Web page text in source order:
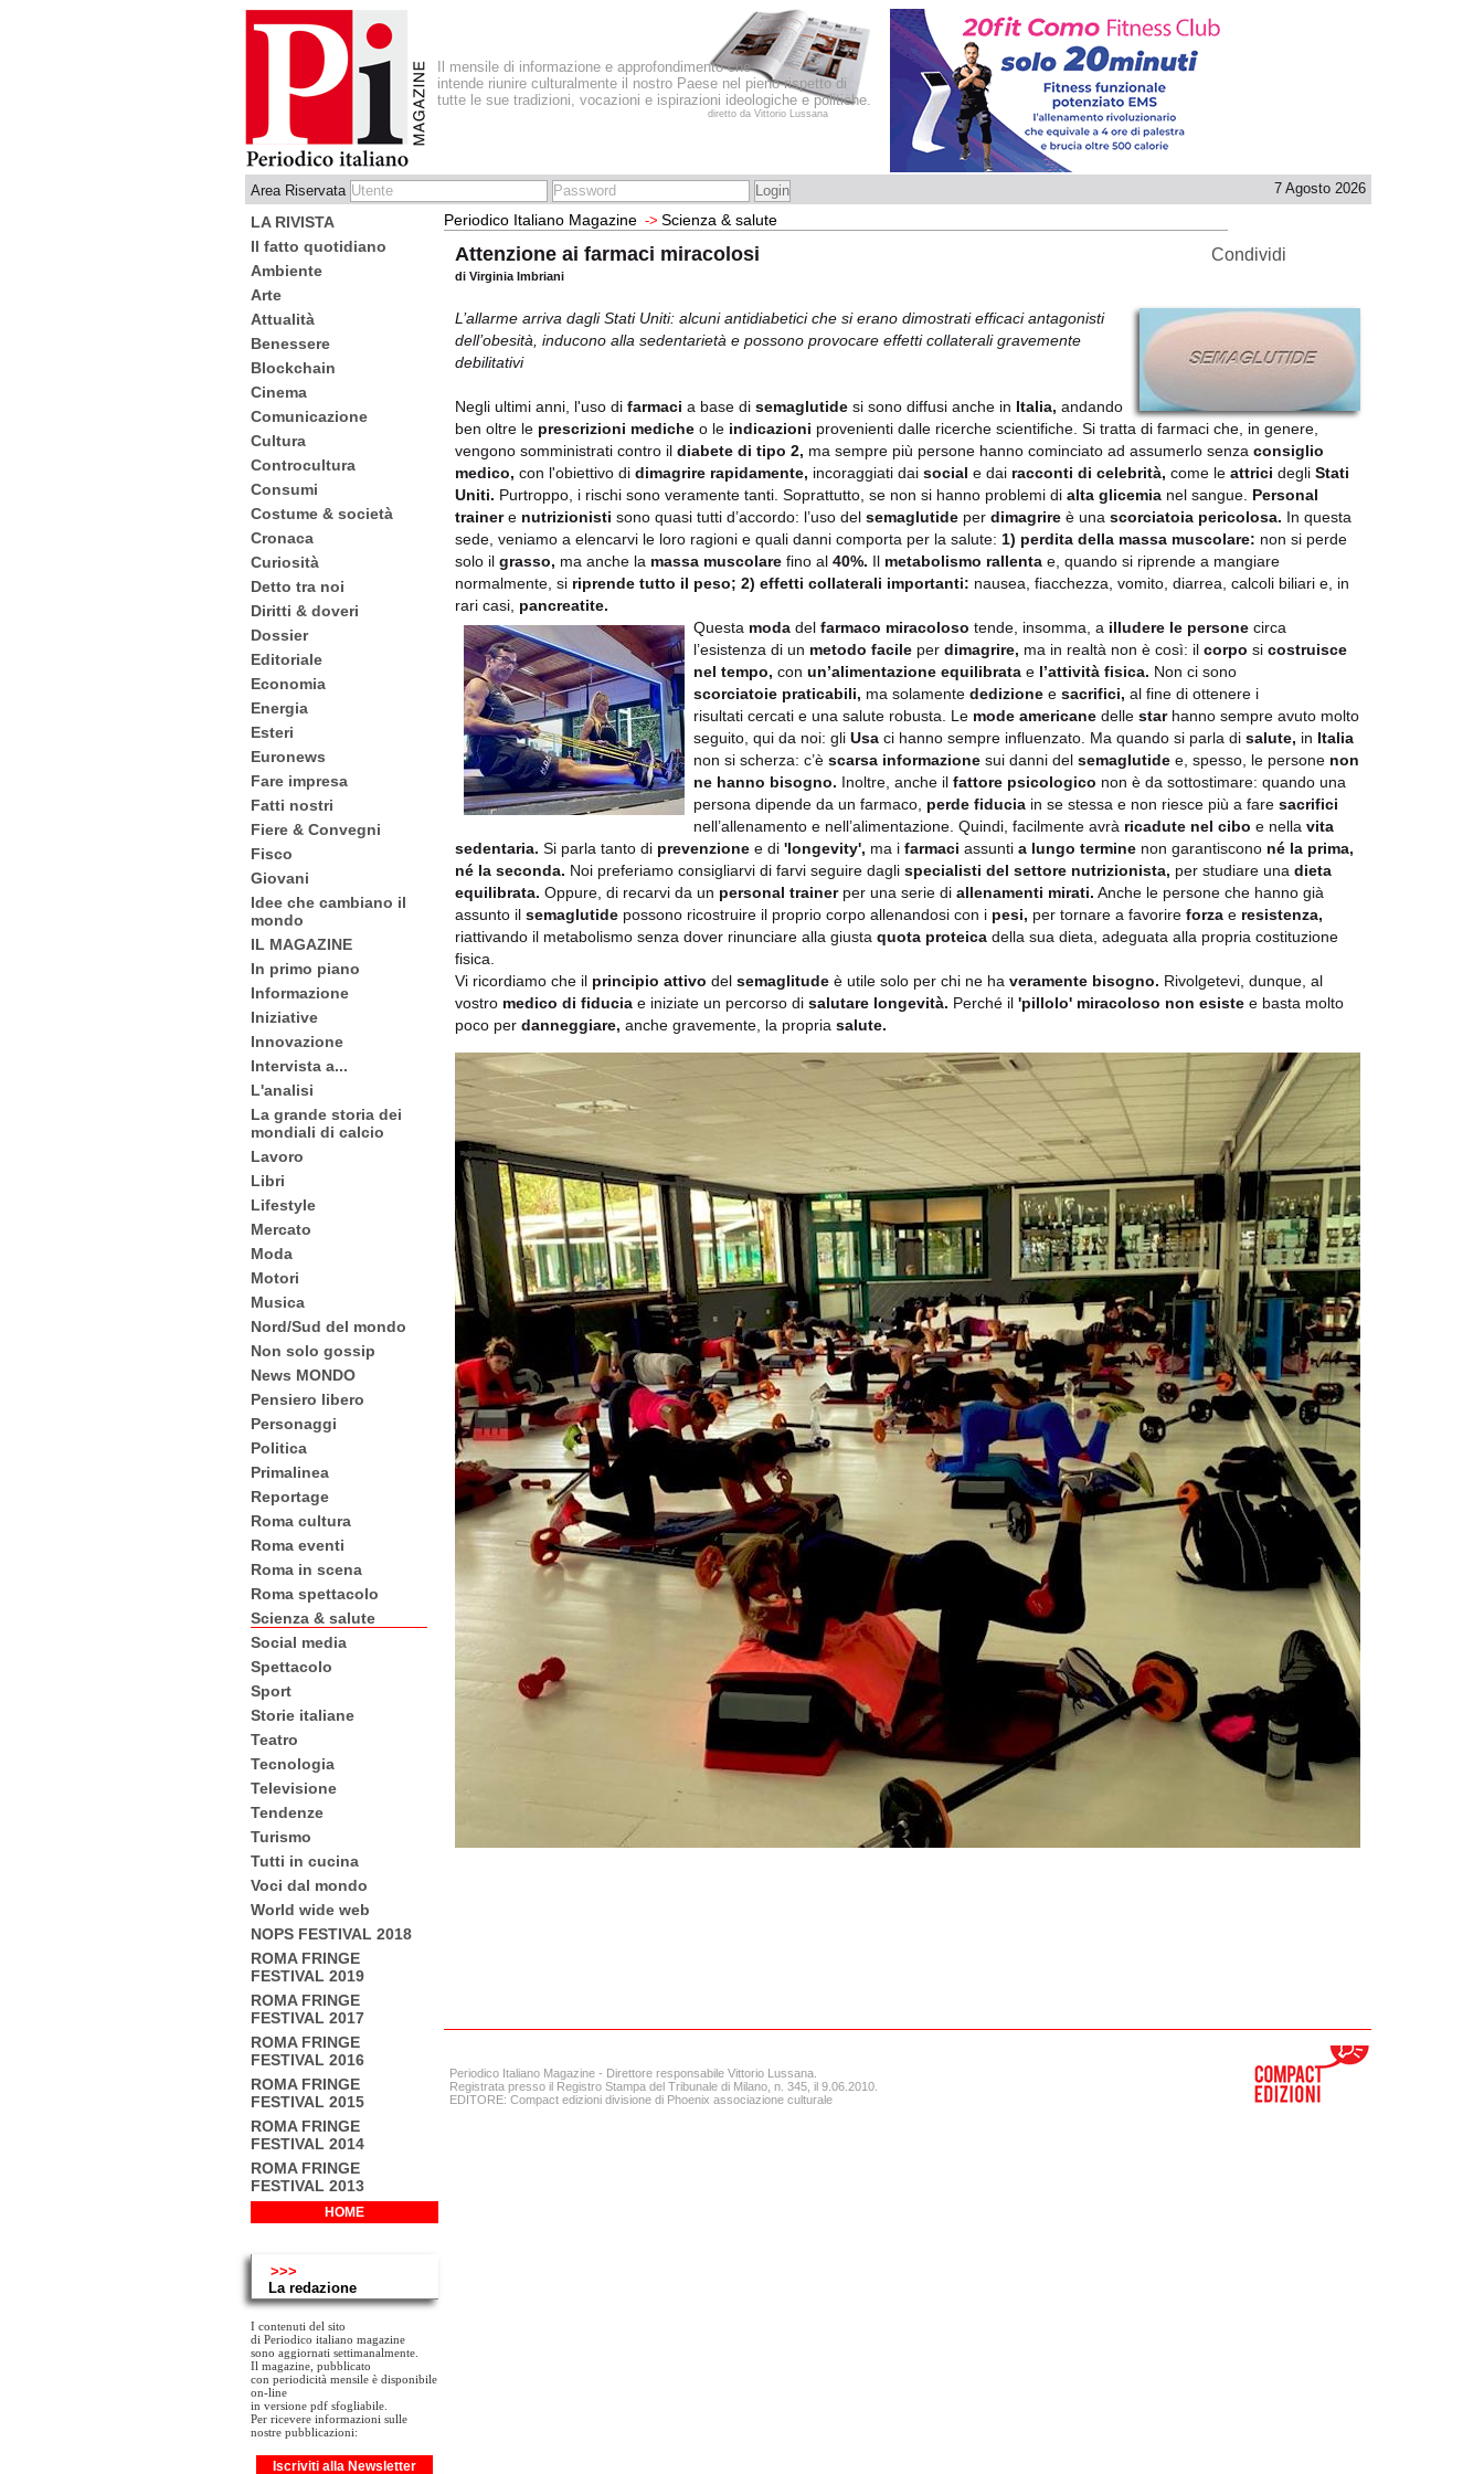
Il mensile di informazione e approfondimento che
intende riunire culturalmente il nostro Paese nel pieno rispetto di
tutte le sue tradizioni, vocazioni e ispirazioni ideologiche e politiche.
diretto da Vittorio Lussana
Area Riservata 7 Agosto 2026
LA RIVISTA
Il fatto quotidiano
Ambiente
Arte
Attualità
Benessere
Blockchain
Cinema
Comunicazione
Cultura
Controcultura
Consumi
Costume & società
Cronaca
Curiosità
Detto tra noi
Diritti & doveri
Dossier
Editoriale
Economia
Energia
Esteri
Euronews
Fare impresa
Fatti nostri
Fiere & Convegni
Fisco
Giovani
Idee che cambiano il
mondo
IL MAGAZINE
In primo piano
Informazione
Iniziative
Innovazione
Intervista a...
L'analisi
La grande storia dei
mondiali di calcio
Lavoro
Libri
Lifestyle
Mercato
Moda
Motori
Musica
Nord/Sud del mondo
Non solo gossip
News MONDO
Pensiero libero
Personaggi
Politica
Primalinea
Reportage
Roma cultura
Roma eventi
Roma in scena
Roma spettacolo
Scienza & salute
Social media
Spettacolo
Sport
Storie italiane
Teatro
Tecnologia
Televisione
Tendenze
Turismo
Tutti in cucina
Voci dal mondo
World wide web
NOPS FESTIVAL 2018
ROMA FRINGE
FESTIVAL 2019
ROMA FRINGE
FESTIVAL 2017
ROMA FRINGE
FESTIVAL 2016
ROMA FRINGE
FESTIVAL 2015
ROMA FRINGE
FESTIVAL 2014
ROMA FRINGE
FESTIVAL 2013
HOME
>>>
La redazione
I contenuti del sito
di Periodico italiano magazine
sono aggiornati settimanalmente.
Il magazine, pubblicato
con periodicità mensile è disponibile
on-line
in versione pdf sfogliabile.
Per ricevere informazioni sulle
nostre pubblicazioni:
Iscriviti alla Newsletter
Periodico Italiano Magazine -> Scienza & salute
Attenzione ai farmaci miracolosi
di Virginia Imbriani
Condividi
L’allarme arriva dagli Stati Uniti: alcuni antidiabetici che si erano dimostrati efficaci antagonisti
dell’obesità, inducono alla sedentarietà e possono provocare effetti collaterali gravemente
debilitativi
Negli ultimi anni, l'uso di farmaci a base di semaglutide si sono diffusi anche in Italia, andando
ben oltre le prescrizioni mediche o le indicazioni provenienti dalle ricerche scientifiche. Si tratta di farmaci che, in genere,
vengono somministrati contro il diabete di tipo 2, ma sempre più persone hanno cominciato ad assumerlo senza consiglio
medico, con l'obiettivo di dimagrire rapidamente, incoraggiati dai social e dai racconti di celebrità, come le attrici degli Stati
Uniti. Purtroppo, i rischi sono veramente tanti. Soprattutto, se non si hanno problemi di alta glicemia nel sangue. Personal
trainere nutrizionisti sono quasi tutti d’accordo: l’uso del semaglutide per dimagrire è una scorciatoia pericolosa. In questa
sede, veniamo a elencarvi le loro ragioni e quali danni comporta per la salute: 1) perdita della massa muscolare: non si perde
solo il grasso, ma anche la massa muscolare fino al 40%. Il metabolismo rallenta e, quando si riprende a mangiare
normalmente, si riprende tutto il peso; 2) effetti collaterali importanti: nausea, fiacchezza, vomito, diarrea, calcoli biliari e, in
rari casi, pancreatite.
Questa moda del farmaco miracoloso tende, insomma, a illudere le persone circa
l’esistenza di un metodo facile per dimagrire, ma in realtà non è così: il corpo si costruisce
nel tempo, con un’alimentazione equilibrata e l’attività fisica. Non ci sono
scorciatoie praticabili, ma solamente dedizione e sacrifici, al fine di ottenere i
risultati cercati e una salute robusta. Le mode americane delle starhanno sempre avuto molto
seguito, qui da noi: gli Usa ci hanno sempre influenzato. Ma quando si parla di salute, in Italia
non si scherza: c’è scarsa informazione sui danni del semaglutide e, spesso, le persone non
ne hanno bisogno. Inoltre, anche il fattore psicologico non è da sottostimare: quando una
persona dipende da un farmaco, perde fiducia in se stessa e non riesce più a fare sacrifici
nell’allenamento e nell’alimentazione. Quindi, facilmente avrà ricadute nel cibo e nella vita
sedentaria. Si parla tanto di prevenzione e di 'longevity', ma i farmaci assunti a lungo termine non garantiscono né la prima,
né la seconda. Noi preferiamo consigliarvi di farvi seguire dagli specialisti del settore nutrizionista, per studiare una dieta
equilibrata. Oppure, di recarvi da un personal trainerper una serie di allenamenti mirati. Anche le persone che hanno già
assunto il semaglutide possono ricostruire il proprio corpo allenandosi con i pesi, per tornare a favorire forza e resistenza,
riattivando il metabolismo senza dover rinunciare alla giusta quota proteica della sua dieta, adeguata alla propria costituzione
fisica.
Vi ricordiamo che il principio attivo del semaglitude è utile solo per chi ne ha veramente bisogno. Rivolgetevi, dunque, al
vostro medico di fiducia e iniziate un percorso di salutare longevità. Perché il 'pillolo' miracoloso non esiste e basta molto
poco per danneggiare, anche gravemente, la propria salute.
Periodico Italiano Magazine - Direttore responsabile Vittorio Lussana.
Registrata presso il Registro Stampa del Tribunale di Milano, n. 345, il 9.06.2010.
EDITORE: Compact edizioni divisione di Phoenix associazione culturale